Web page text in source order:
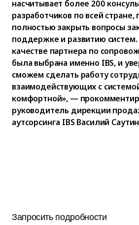
насчитывает более 200
разработчиков по всей
полностью закрыть вопросы
поддержке и развитию
качестве партнера по
была выбрана именно IBS, и
сможем сделать работу
взаимодействующих с
комфортной», —
руководитель дирекции
аутсорсинга IBS Василий
Запросить подробности